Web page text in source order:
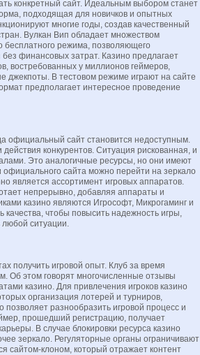
конкретный сайт. Идеальным выбором станет
подходящая для новичков и опытных
многие годы, создав качественный
Вулкан Вип обладает множеством
режима, позволяющего
финансовых затрат. Казино предлагает
востребованных у миллионов геймеров,
джекпоты. В тестовом режиме играют на сайте
предполагает интересное проведение
официальный сайт становится недоступным.
конкурентов. Ситуация рискованная, и
Это аналогичные ресурсы, но они имеют
сайта можно перейти на зеркало
является ассортимент игровых аппаратов.
непрерывно, добавляя аппараты и
казино являются Игрософт, Микрогаминг и
качества, чтобы повысить надежность игры,
любой ситуации.
получить игровой опыт. Клуб за время
Об этом говорят многочисленные отзывы
казино. Для привлечения игроков казино
организация лотерей и турниров,
разнообразить игровой процесс и
прошедший регистрацию, получает
В случае блокировки ресурса казино
зеркало. Регуляторные органы ограничивают
сайтом-клоном, который отражает контент